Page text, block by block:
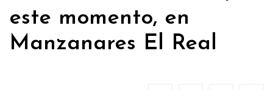
este momento, en
Manzanares El Real